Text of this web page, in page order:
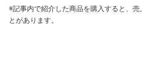
※記事内で紹介した商品を購入すると、
とがあります。